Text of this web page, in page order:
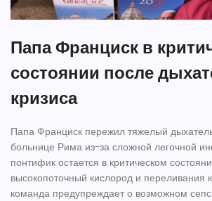
Папа Франциск в
состоянии после
кризиса
Папа Франциск пережил тяжелый
больнице Рима из-за сложной легочной
понтифик остается в критическом
высокопоточный кислород и переливания
команда предупреждает о возможном